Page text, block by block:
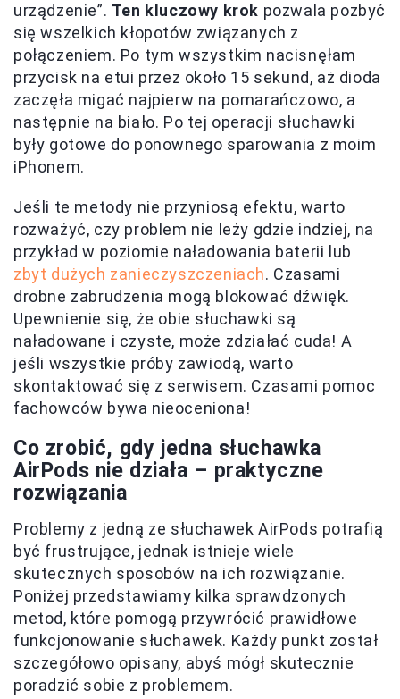
urządzenie”. Ten kluczowy krok pozwala pozbyć
się wszelkich kłopotów związanych z
połączeniem. Po tym wszystkim nacisnęłam
przycisk na etui przez około 15 sekund, aż dioda
zaczęła migać najpierw na pomarańczowo, a
następnie na biało. Po tej operacji słuchawki
były gotowe do ponownego sparowania z moim
iPhonem.
Jeśli te metody nie przyniosą efektu, warto
rozważyć, czy problem nie leży gdzie indziej, na
przykład w poziomie naładowania baterii lub
zbyt dużych zanieczyszczeniach. Czasami
drobne zabrudzenia mogą blokować dźwięk.
Upewnienie się, że obie słuchawki są
naładowane i czyste, może zdziałać cuda! A
jeśli wszystkie próby zawiodą, warto
skontaktować się z serwisem. Czasami pomoc
fachowców bywa nieoceniona!
Co zrobić, gdy jedna słuchawka
AirPods nie działa – praktyczne
rozwiązania
Problemy z jedną ze słuchawek AirPods potrafią
być frustrujące, jednak istnieje wiele
skutecznych sposobów na ich rozwiązanie.
Poniżej przedstawiamy kilka sprawdzonych
metod, które pomogą przywrócić prawidłowe
funkcjonowanie słuchawek. Każdy punkt został
szczegółowo opisany, abyś mógł skutecznie
poradzić sobie z problemem.